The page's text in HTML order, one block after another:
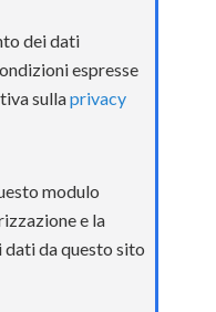
dei dati
espresse
sullaprivacy
modulo
e la
da questo sito